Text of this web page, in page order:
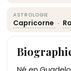
ASTROLOGIE
Capricorne ·